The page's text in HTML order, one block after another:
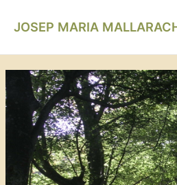
JOSEP MARIA
d'entrades